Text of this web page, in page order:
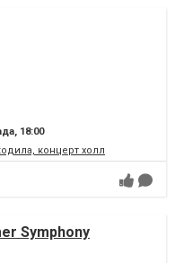
18:00
концерт холл
Symphony